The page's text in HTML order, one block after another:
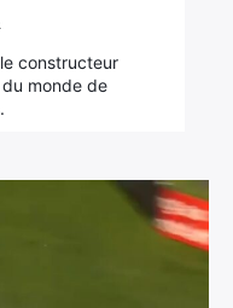
constructeur
monde de